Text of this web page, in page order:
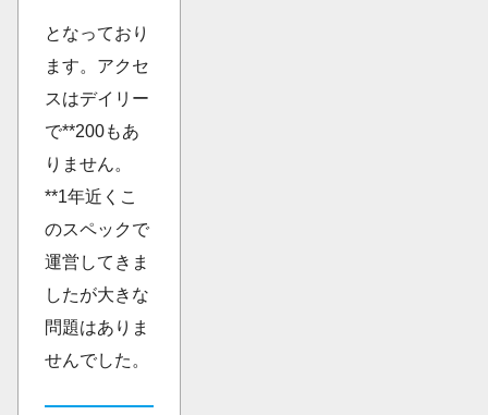
となっており
ます。アクセ
スはデイリー
で**200もあ
りません。
**1年近くこ
のスペックで
運営してきま
したが大きな
問題はありま
せんでした。